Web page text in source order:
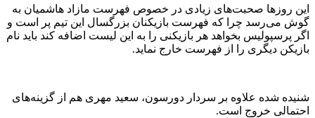
این روز‌ها صحبت‌های زیادی در خصوص فهرست مازاد هاشمیان به
گوش می‌رسد چرا که فهرست بازیکنان بزرگسال این تیم پر است و
اگر پرسپولیس بخواهد هر بازیکنی را به این لیست اضافه کند باید نام
بازیکن دیگری را از فهرست خارج نماید.
شنیده شده علاوه بر سردار دورسون، سعید مهری هم از گزینه‌های
احتمالی خروج است.